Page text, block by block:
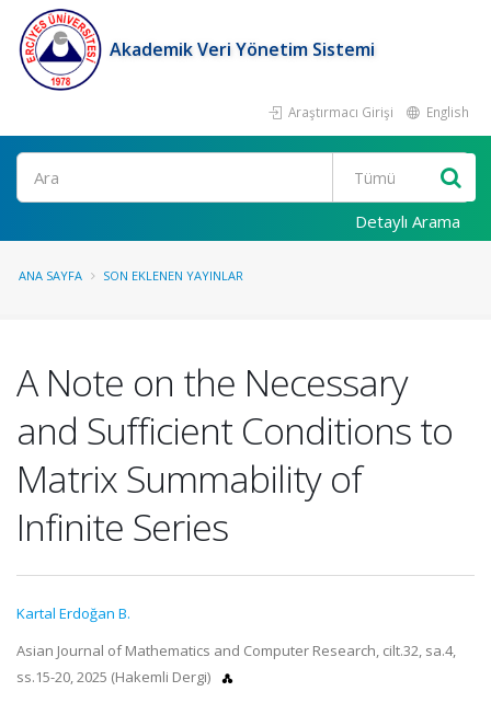
Akademik Veri Yönetim Sistemi
Araştırmacı Girişi English
Ara
Detaylı Arama
ANA SAYFA SON EKLENEN YAYINLAR
A Note on the Necessary
and Sufficient Conditions to
Matrix Summability of
Infinite Series
Kartal Erdoğan B.
Asian Journal of Mathematics and Computer Research, cilt.32, sa.4,
ss.15-20, 2025 (Hakemli Dergi)